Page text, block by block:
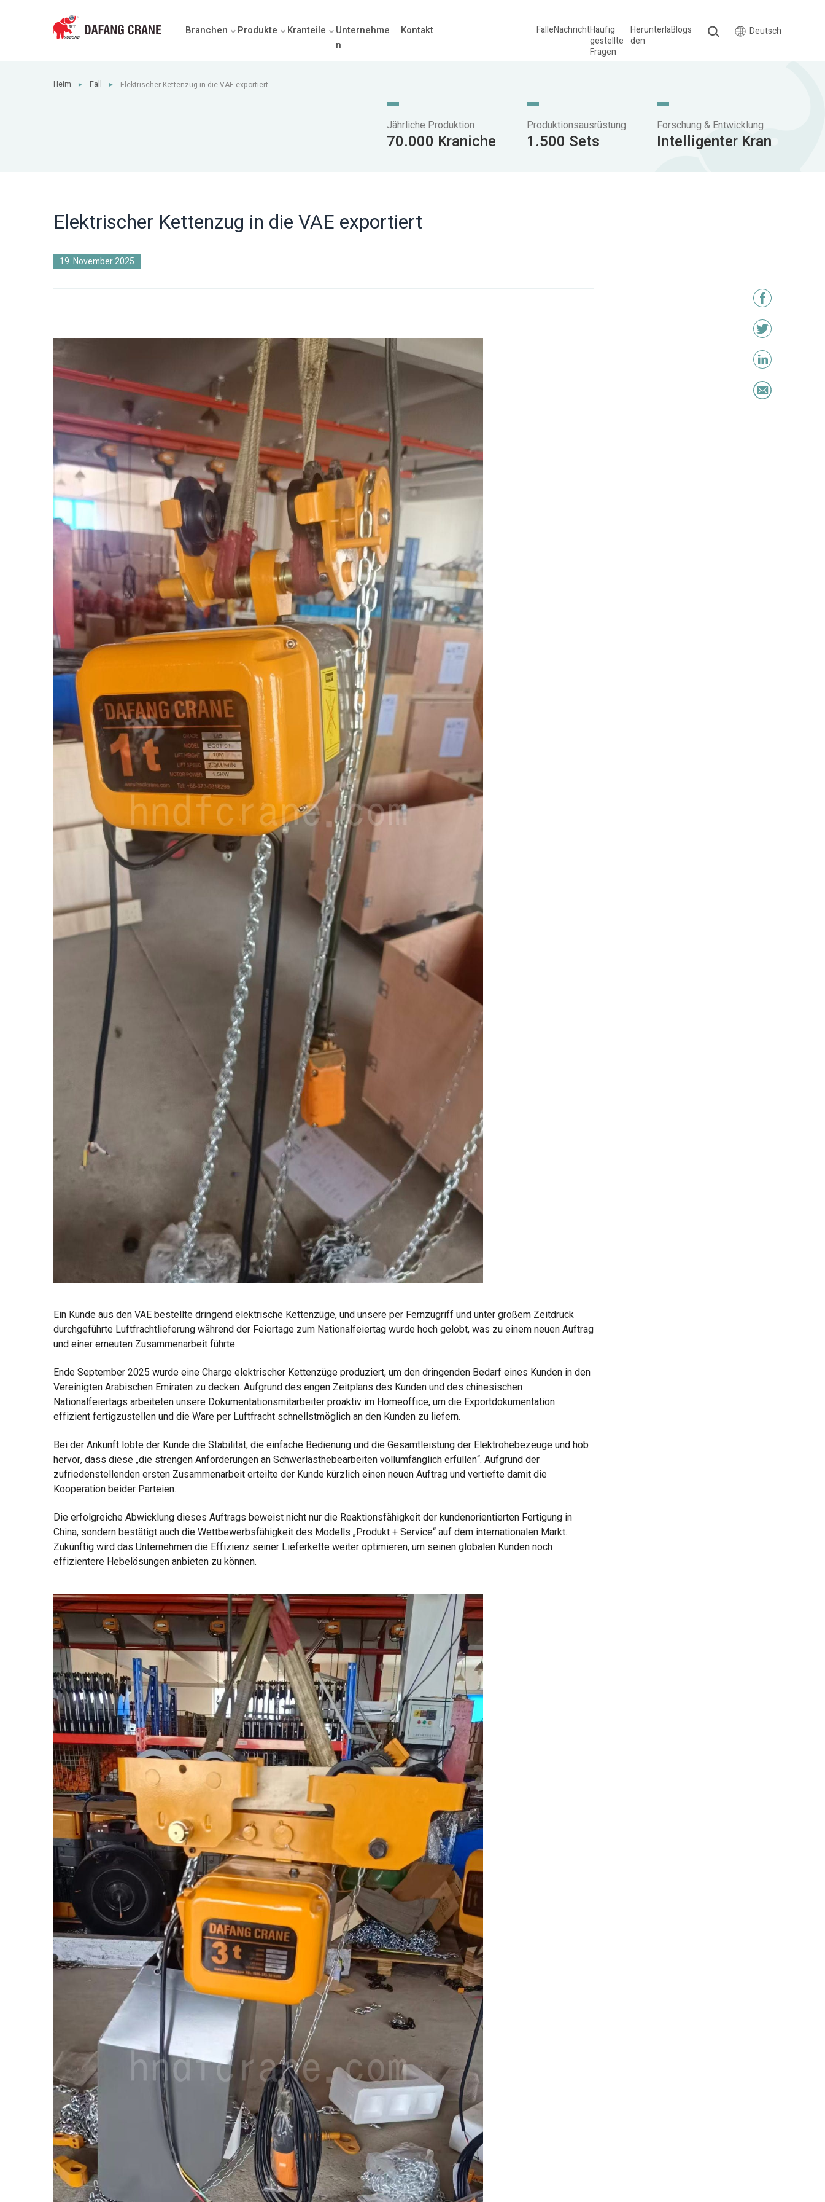
Branchen Produkte Kranteile
Unternehme
n
Kontakt FälleNachrichtHäufig
gestellte
Fragen
Herunterla
den
Blogs Deutsch
Heim ► Fall ► Elektrischer Kettenzug in die VAE exportiert
Jährliche Produktion
70.000 Kraniche
Produktionsausrüstung
1.500 Sets
Forschung & Entwicklung
Intelligenter Kran
Elektrischer Kettenzug in die VAE exportiert
19. November 2025
Ein Kunde aus den VAE bestellte dringend elektrische Kettenzüge, und unsere per Fernzugriff und unter großem Zeitdruck
durchgeführte Luftfrachtlieferung während der Feiertage zum Nationalfeiertag wurde hoch gelobt, was zu einem neuen Auftrag
und einer erneuten Zusammenarbeit führte.
Ende September 2025 wurde eine Charge elektrischer Kettenzüge produziert, um den dringenden Bedarf eines Kunden in den
Vereinigten Arabischen Emiraten zu decken. Aufgrund des engen Zeitplans des Kunden und des chinesischen
Nationalfeiertags arbeiteten unsere Dokumentationsmitarbeiter proaktiv im Homeoffice, um die Exportdokumentation
effizient fertigzustellen und die Ware per Luftfracht schnellstmöglich an den Kunden zu liefern.
Bei der Ankunft lobte der Kunde die Stabilität, die einfache Bedienung und die Gesamtleistung der Elektrohebezeuge und hob
hervor, dass diese „die strengen Anforderungen an Schwerlasthebearbeiten vollumfänglich erfüllen“. Aufgrund der
zufriedenstellenden ersten Zusammenarbeit erteilte der Kunde kürzlich einen neuen Auftrag und vertiefte damit die
Kooperation beider Parteien.
Die erfolgreiche Abwicklung dieses Auftrags beweist nicht nur die Reaktionsfähigkeit der kundenorientierten Fertigung in
China, sondern bestätigt auch die Wettbewerbsfähigkeit des Modells „Produkt + Service“ auf dem internationalen Markt.
Zukünftig wird das Unternehmen die Effizienz seiner Lieferkette weiter optimieren, um seinen globalen Kunden noch
effizientere Hebelösungen anbieten zu können.